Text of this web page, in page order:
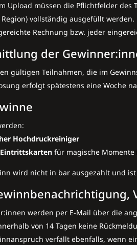
Upload müssen die Pflichtfelder des
Region) vollständig ausgefüllt werden.
Rechnung bzw. jeder
der
gültigen Teilnahmen, die im
erfolgt spätestens eine Woche
Hochdruckreiniger
Eintrittskarten für magische Momente
wird nicht in bar ausgezahlt und
werden per E-Mail über die
von 14 Tagen keine
verfällt ebenfalls, wenn